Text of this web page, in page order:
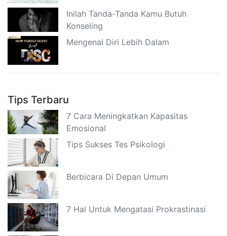
Inilah Tanda-Tanda Kamu Butuh
Konseling
Mengenal Diri Lebih Dalam
Tips Terbaru
7 Cara Meningkatkan Kapasitas
Emosional
Tips Sukses Tes Psikologi
Berbicara Di Depan Umum
7 Hal Untuk Mengatasi Prokrastinasi